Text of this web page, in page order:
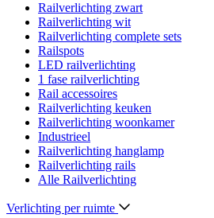
Railverlichting zwart
Railverlichting wit
Railverlichting complete sets
Railspots
LED railverlichting
1 fase railverlichting
Rail accessoires
Railverlichting keuken
Railverlichting woonkamer
Industrieel
Railverlichting hanglamp
Railverlichting rails
Alle Railverlichting
Verlichting per ruimte